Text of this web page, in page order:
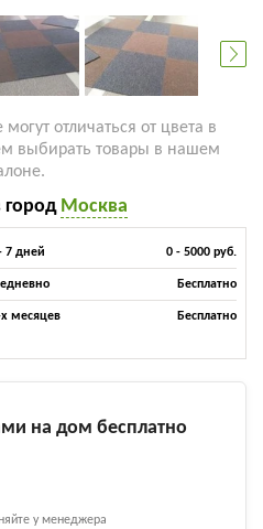
отличаться от цвета в
выбирать товары в нашем
город Москва
7 дней 0 - 5000 руб.
Бесплатно
месяцев Бесплатно
на дом бесплатно
у менеджера